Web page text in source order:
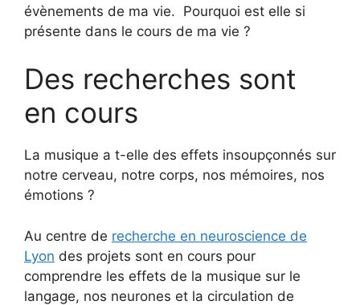
évènements de ma vie. Pourquoi est elle si
présente dans le cours de ma vie ?
Des recherches sont
en cours
La musique a t-elle des effets insoupçonnés sur
notre cerveau, notre corps, nos mémoires, nos
émotions ?
Au centre de recherche en neuroscience de
Lyon des projets sont en cours pour
comprendre les effets de la musique sur le
langage, nos neurones et la circulation de